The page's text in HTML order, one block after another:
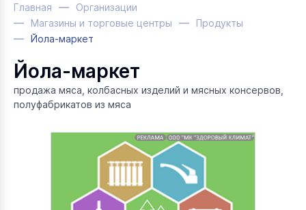
Главная
Организации
Магазины и торговые центры
Продукты
Йола-маркет
Йола-маркет
продажа мяса, колбасных изделий и мясных консервов,
полуфабрикатов из мяса